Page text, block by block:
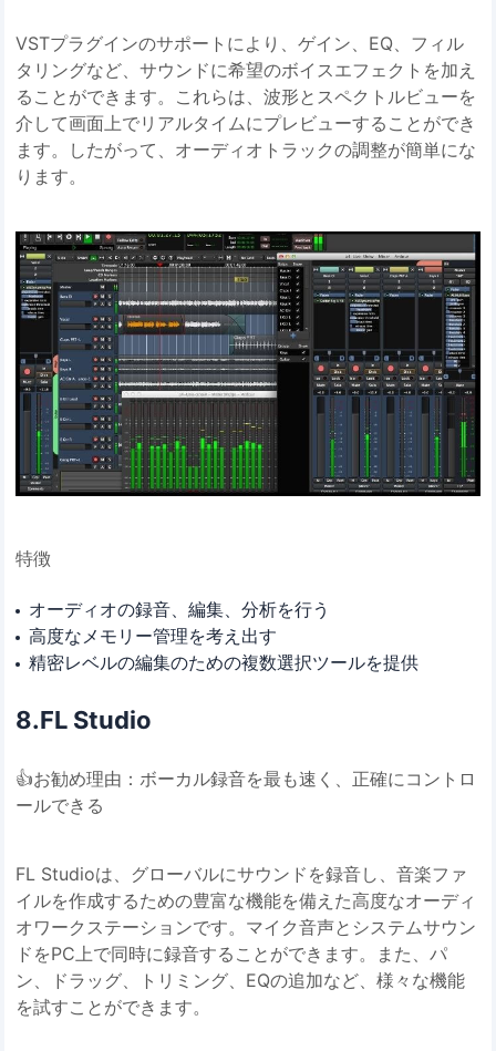
VSTプラグインのサポートにより、ゲイン、EQ、フィル
タリングなど、サウンドに希望のボイスエフェクトを加え
ることができます。これらは、波形とスペクトルビューを
介して画面上でリアルタイムにプレビューすることができ
ます。したがって、オーディオトラックの調整が簡単にな
ります。
特徴
オーディオの録音、編集、分析を行う
高度なメモリー管理を考え出す
精密レベルの編集のための複数選択ツールを提供
8.FL Studio
👍お勧め理由：ボーカル録音を最も速く、正確にコントロ
ールできる
FL Studioは、グローバルにサウンドを録音し、音楽ファ
イルを作成するための豊富な機能を備えた高度なオーディ
オワークステーションです。マイク音声とシステムサウン
ドをPC上で同時に録音することができます。また、パ
ン、ドラッグ、トリミング、EQの追加など、様々な機能
を試すことができます。